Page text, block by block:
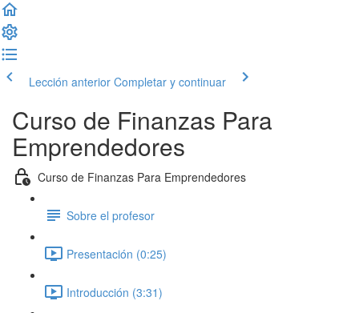
Lección anterior Completar y continuar
Curso de Finanzas Para
Emprendedores
Curso de Finanzas Para Emprendedores
Sobre el profesor
Presentación (0:25)
Introducción (3:31)